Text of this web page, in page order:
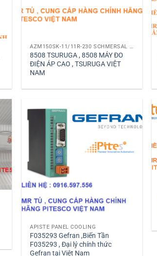
AZM150SK-11/11R-230 SCHMERSAL HÃNG SCHMERSAL VIỆT NAM
8508 TSURUGA , 8508 MÁY ĐO
ĐIỆN ÁP CAO , TSURUGA VIỆT
NAM
APISTE PANEL COOLING
F035293 Gefran ,Biến Tần
F035293 , Đại lý chính thức
Gefran tại Việt Nam